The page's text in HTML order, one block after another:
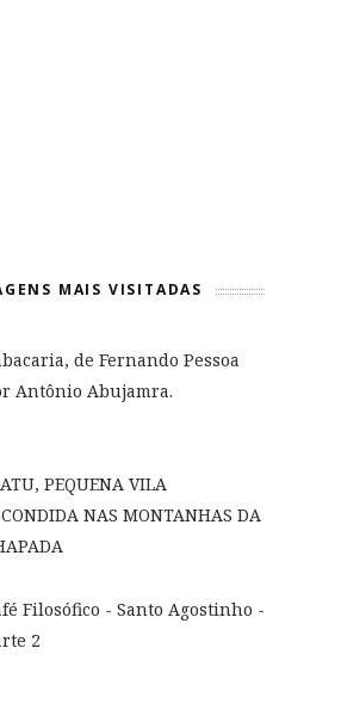
MAIS VISITADAS
de Fernando Pessoa
Antônio Abujamra.
PEQUENA VILA
NAS MONTANHAS DA
Filosófico - Santo Agostinho -
2